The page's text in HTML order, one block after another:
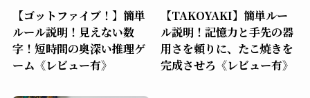
【ゴットファイブ！】簡単
ルール説明！見えない数
字！短時間の奥深い推理ゲ
ーム《レビュー有》
【TAKOYAKI】簡単ルー
ル説明！記憶力と手先の器
用さを頼りに、たこ焼きを
完成させろ《レビュー有》